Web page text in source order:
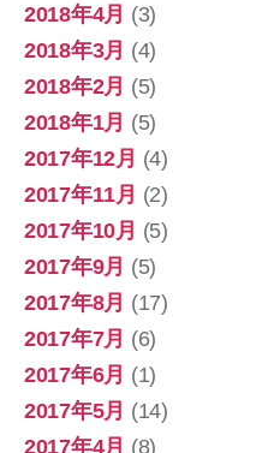
2018年4月 (3)
2018年3月 (4)
2018年2月 (5)
2018年1月 (5)
2017年12月 (4)
2017年11月 (2)
2017年10月 (5)
2017年9月 (5)
2017年8月 (17)
2017年7月 (6)
2017年6月 (1)
2017年5月 (14)
2017年4月 (8)